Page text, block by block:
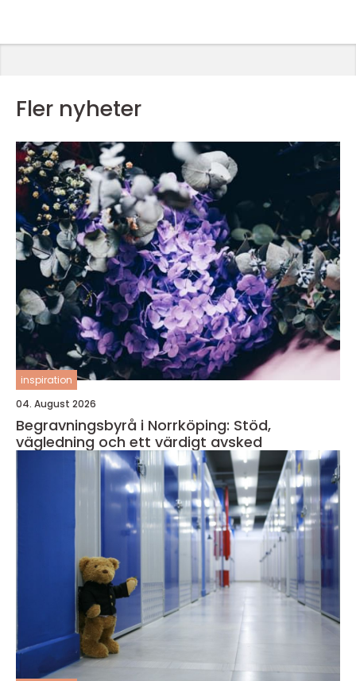
Fler nyheter
inspiration
04. August 2026
Begravningsbyrå i Norrköping: Stöd,
vägledning och ett värdigt avsked